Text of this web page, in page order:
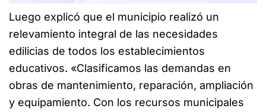
Luego explicó que el municipio realizó un
relevamiento integral de las necesidades
edilicias de todos los establecimientos
educativos. «Clasificamos las demandas en
obras de mantenimiento, reparación, ampliación
y equipamiento. Con los recursos municipales